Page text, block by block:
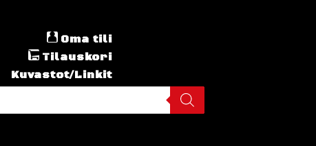
Oma tili
Tilauskori
Kuvastot/Linkit